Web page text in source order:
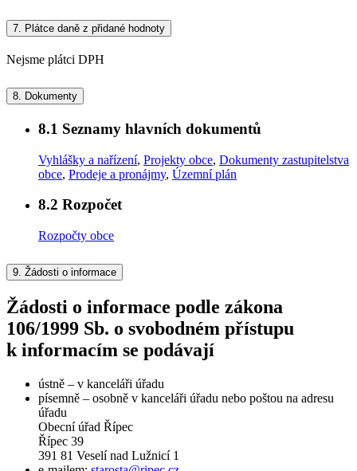
7. Plátce daně z přidané hodnoty
Nejsme plátci DPH
8. Dokumenty
8.1 Seznamy hlavních dokumentů
Vyhlášky a nařízení, Projekty obce, Dokumenty zastupitelstva
obce, Prodeje a pronájmy, Územní plán
8.2 Rozpočet
Rozpočty obce
9. Žádosti o informace
Žádosti o informace podle zákona
106/1999 Sb. o svobodném přístupu
k informacím se podávají
ústně – v kanceláři úřadu
písemně – osobně v kanceláři úřadu nebo poštou na adresu
úřadu
Obecní úřad Řípec
Řípec 39
391 81 Veselí nad Lužnicí 1